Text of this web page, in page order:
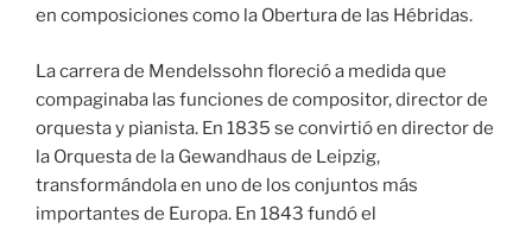
en composiciones como la Obertura de las Hébridas.
La carrera de Mendelssohn floreció a medida que
compaginaba las funciones de compositor, director de
orquesta y pianista. En 1835 se convirtió en director de
la Orquesta de la Gewandhaus de Leipzig,
transformándola en uno de los conjuntos más
importantes de Europa. En 1843 fundó el